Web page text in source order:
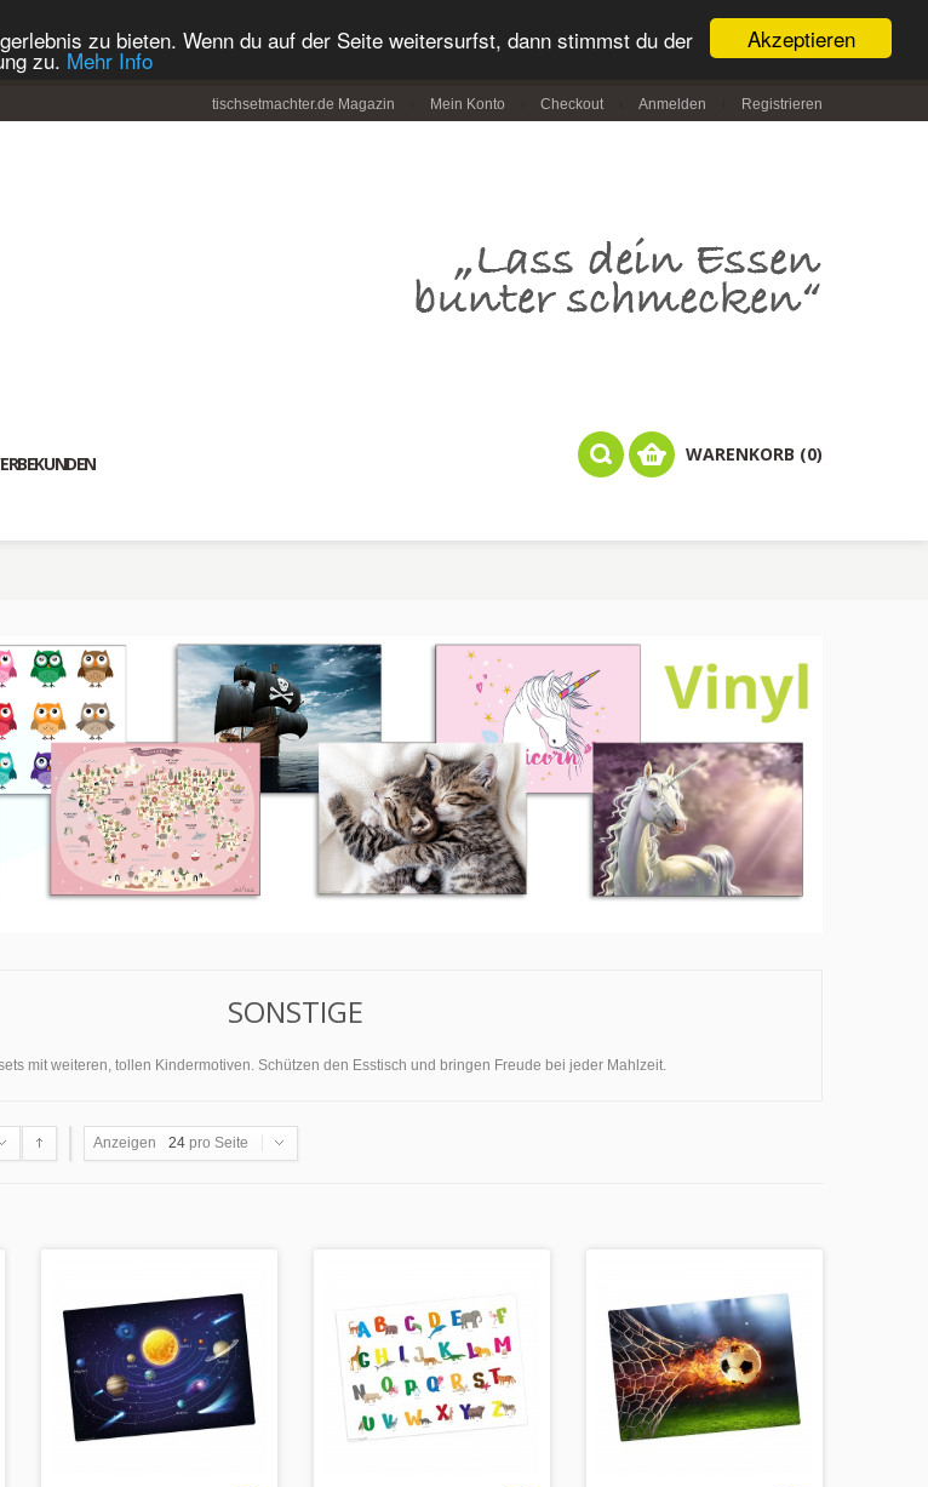
Akzeptieren
zu bieten. Wenn du auf der Seite weitersurfst, dann stimmst du der
zu. Mehr Info
tischsetmachter.de Magazin Mein Konto Checkout Anmelden Registrieren
WARENKORB (0)
SONSTIGE
mit weiteren, tollen Kindermotiven. Schützen den Esstisch und bringen Freude bei jeder Mahlzeit.
Anzeigen 24 pro Seite